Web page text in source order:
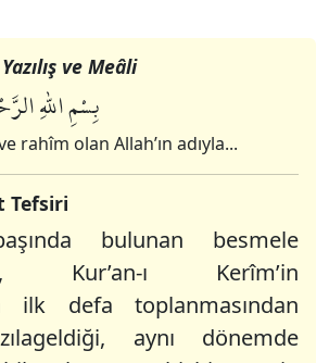
ve Meâli
بِسْمِ اللّٰهِ
rahîm olan Allah’ın adıyla...
Tefsiri
bulunan besmele
Kur’an-ı Kerîm’in
ilk defa toplanmasından
aynı dönemde